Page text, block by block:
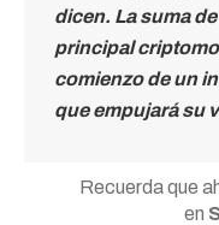
dicen. La suma
principal
comienzo de un
que empujará su
Recuerda que
en